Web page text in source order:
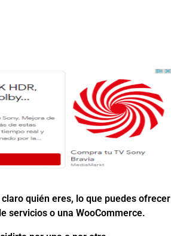
quién eres, lo que puedes ofrecer
servicios o una WooCommerce.